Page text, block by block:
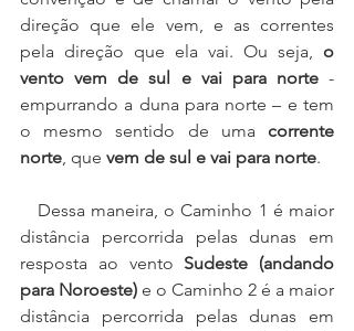
direção que ele vem, e as correntes
pela direção que ela vai. Ou seja, o
vento vem de sul e vai para norte -
empurrando a duna para norte – e tem
o mesmo sentido de uma corrente
norte, que vem de sul e vai para norte.
distância percorrida pelas dunas em
resposta ao vento Sudeste (andando
para Noroeste) e o Caminho 2 é a maior
distância percorrida pelas dunas em